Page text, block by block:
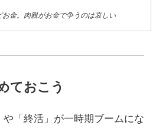
お金。肉親がお金で争うのは哀しい
ておこう
「終活」が一時期ブームにな